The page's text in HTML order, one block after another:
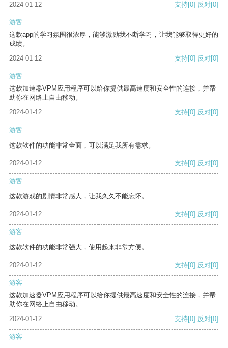
2024-01-12
支持[0] 反对[0]
游客
这款app的学习氛围很浓厚，能够激励我不断学习，让我能够取得更好的
成绩。
2024-01-12
支持[0] 反对[0]
游客
这款加速器VPM应用程序可以给你提供最高速度和安全性的连接，并帮
助你在网络上自由移动。
2024-01-12
支持[0] 反对[0]
游客
这款软件的功能非常全面，可以满足我所有需求。
2024-01-12 支持[0] 反对[0]
游客
这款游戏的剧情非常感人，让我久久不能忘怀。
2024-01-12 支持[0] 反对[0]
游客
这款软件的功能非常强大，使用起来非常方便。
2024-01-12 支持[0] 反对[0]
游客
这款加速器VPM应用程序可以给你提供最高速度和安全性的连接，并帮
助你在网络上自由移动。
2024-01-12
支持[0] 反对[0]
游客